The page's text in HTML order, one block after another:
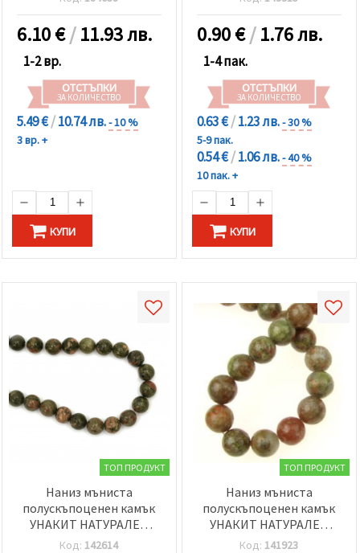
дадения
вид
"бисквитки"
бутона
"Запази"
Приеми
всички
бисквитките
6.10€/11.93 лв.
1-2 вр.
ОТСТЪПКИ
ЗА КОЛИЧЕСТВО
5.49 €/10.74 лв.- 10 %
3 вр. +
КУПИ
0.90€/1.76 лв.
1-4 пак.
ОТСТЪПКИ
ЗА КОЛИЧЕСТВО
0.63 €/1.23 лв.- 30 %
5-9 пак.
0.54 €/1.06 лв.- 40 %
10 пак. +
КУПИ
ТОП ПРОДУКТ
Наниз мъниста
полускъпоценен камък
УНАКИТ НАТУРАЛЕН
топче 10 мм ±38 броя
Код: 142614
ТОП ПРОДУКТ
Наниз мъниста
полускъпоценен камък
УНАКИТ НАТУРАЛЕН
топче 8 мм ±46 броя
Код: 141923